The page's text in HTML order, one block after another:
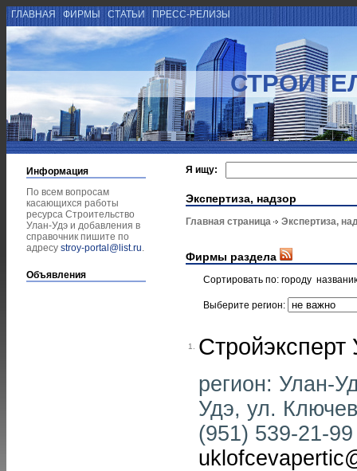
ГЛАВНАЯ ФИРМЫ СТАТЬИ ПРЕСС-РЕЛИЗЫ
Информация
По всем вопросам
касающихся работы
ресурса Строительство
Улан-Удэ и добавления в
справочник пишите по
адресу stroy-portal@list.ru.
Объявления
Я ищу:
Экспертиза, надзор
Главная страница Экспертиза,
Фирмы раздела
Сортировать по: городу
Выберите регион:
1. Стройэксперт
регион: Улан-
Удэ, ул.
(951) 539-21-